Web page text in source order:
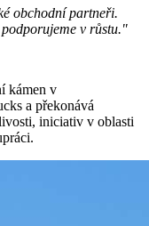
obchodní partneři.
podporujeme v růstu."
kámen v
a překonává
iniciativ v oblasti